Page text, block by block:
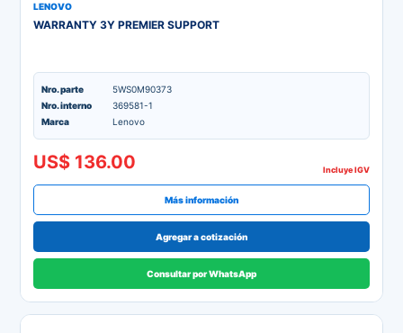
LENOVO
WARRANTY 3Y PREMIER SUPPORT
Nro. parte
5WS0M90373
Nro. interno
369581-1
Marca
Lenovo
US$ 136.00 Incluye IGV
Más información
Agregar a cotización
Consultar por WhatsApp